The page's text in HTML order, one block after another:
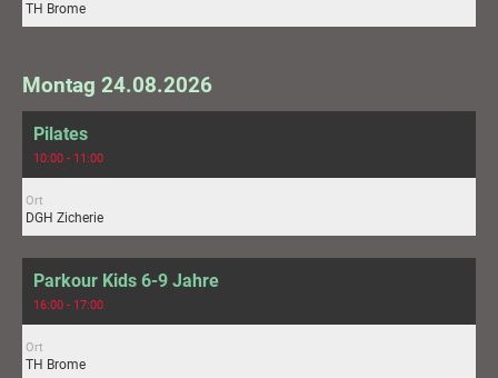
TH Brome
Montag 24.08.2026
Pilates
10:00 - 11:00
Ort
DGH Zicherie
Parkour Kids 6-9 Jahre
16:00 - 17:00
Ort
TH Brome